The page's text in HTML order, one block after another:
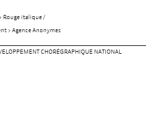
Rouge italique /
> Agence Anonymes
CHORÉGRAPHIQUE NATIONAL